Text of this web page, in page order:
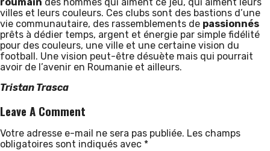
villes et leurs couleurs. Ces clubs sont des bastions d’une
vie communautaire, des rassemblements de passionnés
prêts à dédier temps, argent et énergie par simple fidélité
pour des couleurs, une ville et une certaine vision du
football. Une vision peut-être désuète mais qui pourrait
avoir de l’avenir en Roumanie et ailleurs.
Tristan Trasca
Leave A Comment
Votre adresse e-mail ne sera pas publiée. Les champs
obligatoires sont indiqués avec *